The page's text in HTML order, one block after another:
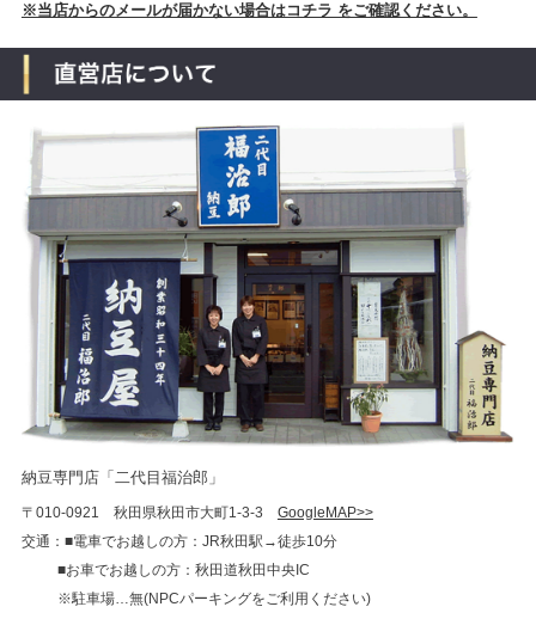
※当店からのメールが届かない場合はコチラ をご確認ください。
納豆専門店「二代目福治郎」
〒010-0921 秋田県秋田市大町1-3-3 GoogleMAP>>
交通：■電車でお越しの方：JR秋田駅→徒歩10分
■お車でお越しの方：秋田道秋田中央IC
※駐車場…無(NPCパーキングをご利用ください)